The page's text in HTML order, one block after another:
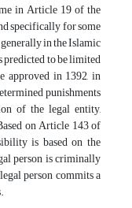
in Article 19 of the
specifically for some
in the Islamic
predicted to be limited
approved in 1392, in
punishments
of the legal entity,
on Article 143 of
is based on the
person is criminally
person commits a